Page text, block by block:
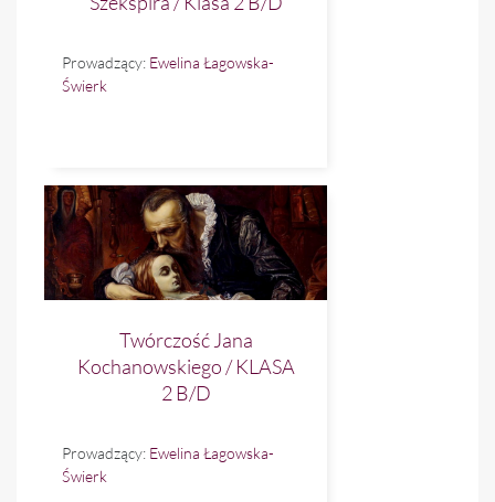
Prowadzący: Ewelina Łagowska-
Świerk
Twórczość Jana
Kochanowskiego / KLASA
2 B/D
Prowadzący: Ewelina Łagowska-
Świerk